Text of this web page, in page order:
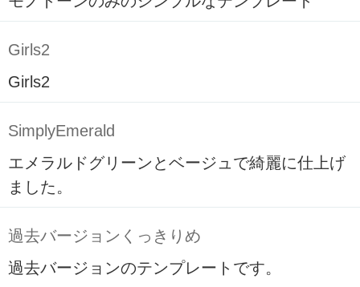
Girls2
Girls2
SimplyEmerald
エメラルドグリーンとベージュで綺麗に仕上げ
ました。
過去バージョンくっきりめ
過去バージョンのテンプレートです。